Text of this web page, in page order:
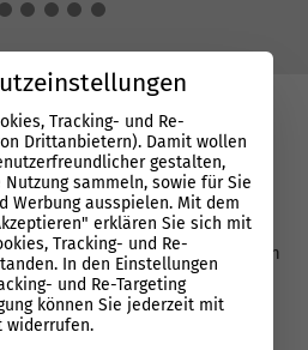
arbeiten SEO-Experten auf
setzen priorisierte Maßnahmen
entstehen schnelle,
bei Google in
für Bauträger.
Tracking- und Re-
Drittanbietern). Damit wollen
gestalten,
sammeln, sowie für Sie
Werbung ausspielen. Mit dem
erklären Sie sich mit
Tracking- und Re-
In den Einstellungen
und Re-Targeting
können Sie jederzeit mit
widerrufen.